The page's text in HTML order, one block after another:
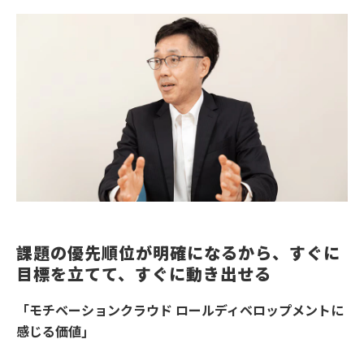
課題の優先順位が明確になるから、すぐに
目標を立てて、すぐに動き出せる
「モチベーションクラウド ロールディベロップメントに
感じる価値」